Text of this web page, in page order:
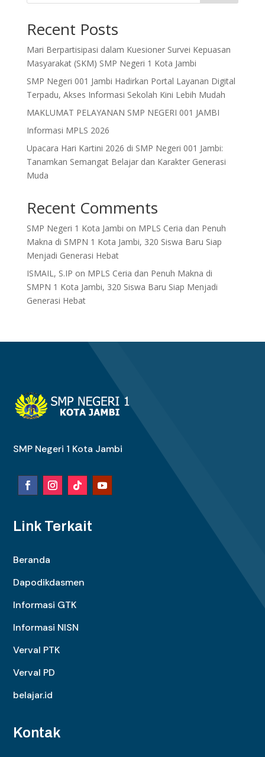
Recent Posts
Mari Berpartisipasi dalam Kuesioner Survei Kepuasan
Masyarakat (SKM) SMP Negeri 1 Kota Jambi
SMP Negeri 001 Jambi Hadirkan Portal Layanan Digital
Terpadu, Akses Informasi Sekolah Kini Lebih Mudah
MAKLUMAT PELAYANAN SMP NEGERI 001 JAMBI
Informasi MPLS 2026
Upacara Hari Kartini 2026 di SMP Negeri 001 Jambi:
Tanamkan Semangat Belajar dan Karakter Generasi
Muda
Recent Comments
SMP Negeri 1 Kota Jambi on MPLS Ceria dan Penuh
Makna di SMPN 1 Kota Jambi, 320 Siswa Baru Siap
Menjadi Generasi Hebat
ISMAIL, S.IP on MPLS Ceria dan Penuh Makna di
SMPN 1 Kota Jambi, 320 Siswa Baru Siap Menjadi
Generasi Hebat
SMP Negeri 1 Kota Jambi
Link Terkait
Beranda
Dapodikdasmen
Informasi GTK
Informasi NISN
Verval PTK
Verval PD
belajar.id
Kontak